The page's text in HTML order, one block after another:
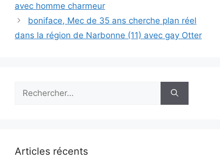
avec homme charmeur
boniface, Mec de 35 ans cherche plan réel
dans la région de Narbonne (11) avec gay Otter
Articles récents